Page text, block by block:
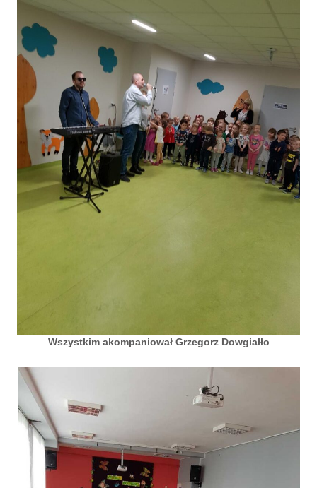
Wszystkim akompaniował Grzegorz Dowgiałło